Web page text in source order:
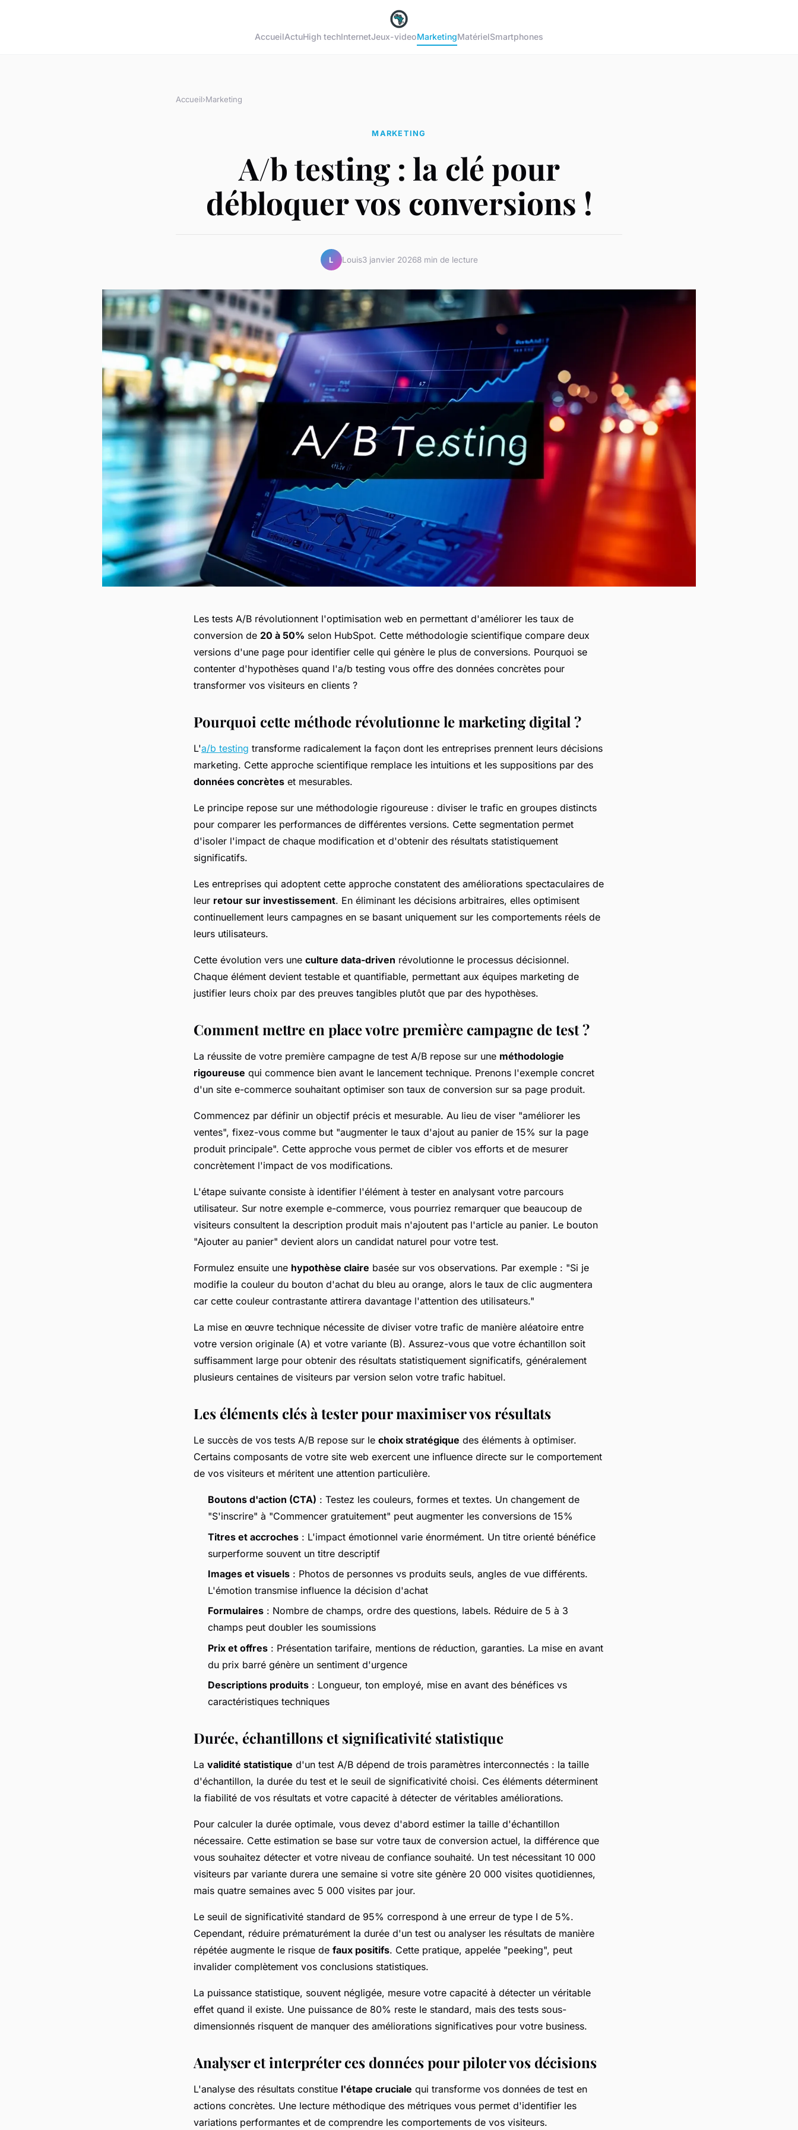
AccueilActuHigh techInternetJeux-videoMarketingMatérielSmartphones
Accueil›Marketing
MARKETING
A/b testing : la clé pour
débloquer vos conversions !
L Louis3 janvier 20268 min de lecture
Les tests A/B révolutionnent l'optimisation web en permettant d'améliorer les taux de
conversion de 20 à 50% selon HubSpot. Cette méthodologie scientifique compare deux
versions d'une page pour identifier celle qui génère le plus de conversions. Pourquoi se
contenter d'hypothèses quand l'a/b testing vous offre des données concrètes pour
transformer vos visiteurs en clients ?
Pourquoi cette méthode révolutionne le marketing digital ?
L'a/b testing transforme radicalement la façon dont les entreprises prennent leurs décisions
marketing. Cette approche scientifique remplace les intuitions et les suppositions par des
données concrètes et mesurables.
Le principe repose sur une méthodologie rigoureuse : diviser le trafic en groupes distincts
pour comparer les performances de différentes versions. Cette segmentation permet
d'isoler l'impact de chaque modification et d'obtenir des résultats statistiquement
significatifs.
Les entreprises qui adoptent cette approche constatent des améliorations spectaculaires de
leur retour sur investissement. En éliminant les décisions arbitraires, elles optimisent
continuellement leurs campagnes en se basant uniquement sur les comportements réels de
leurs utilisateurs.
Cette évolution vers une culture data-driven révolutionne le processus décisionnel.
Chaque élément devient testable et quantifiable, permettant aux équipes marketing de
justifier leurs choix par des preuves tangibles plutôt que par des hypothèses.
Comment mettre en place votre première campagne de test ?
La réussite de votre première campagne de test A/B repose sur une méthodologie
rigoureuse qui commence bien avant le lancement technique. Prenons l'exemple concret
d'un site e-commerce souhaitant optimiser son taux de conversion sur sa page produit.
Commencez par définir un objectif précis et mesurable. Au lieu de viser "améliorer les
ventes", fixez-vous comme but "augmenter le taux d'ajout au panier de 15% sur la page
produit principale". Cette approche vous permet de cibler vos efforts et de mesurer
concrètement l'impact de vos modifications.
L'étape suivante consiste à identifier l'élément à tester en analysant votre parcours
utilisateur. Sur notre exemple e-commerce, vous pourriez remarquer que beaucoup de
visiteurs consultent la description produit mais n'ajoutent pas l'article au panier. Le bouton
"Ajouter au panier" devient alors un candidat naturel pour votre test.
Formulez ensuite une hypothèse claire basée sur vos observations. Par exemple : "Si je
modifie la couleur du bouton d'achat du bleu au orange, alors le taux de clic augmentera
car cette couleur contrastante attirera davantage l'attention des utilisateurs."
La mise en œuvre technique nécessite de diviser votre trafic de manière aléatoire entre
votre version originale (A) et votre variante (B). Assurez-vous que votre échantillon soit
suffisamment large pour obtenir des résultats statistiquement significatifs, généralement
plusieurs centaines de visiteurs par version selon votre trafic habituel.
Les éléments clés à tester pour maximiser vos résultats
Le succès de vos tests A/B repose sur le choix stratégique des éléments à optimiser.
Certains composants de votre site web exercent une influence directe sur le comportement
de vos visiteurs et méritent une attention particulière.
Boutons d'action (CTA) : Testez les couleurs, formes et textes. Un changement de
"S'inscrire" à "Commencer gratuitement" peut augmenter les conversions de 15%
Titres et accroches : L'impact émotionnel varie énormément. Un titre orienté bénéfice
surperforme souvent un titre descriptif
Images et visuels : Photos de personnes vs produits seuls, angles de vue différents.
L'émotion transmise influence la décision d'achat
Formulaires : Nombre de champs, ordre des questions, labels. Réduire de 5 à 3
champs peut doubler les soumissions
Prix et offres : Présentation tarifaire, mentions de réduction, garanties. La mise en avant
du prix barré génère un sentiment d'urgence
Descriptions produits : Longueur, ton employé, mise en avant des bénéfices vs
caractéristiques techniques
Durée, échantillons et significativité statistique
La validité statistique d'un test A/B dépend de trois paramètres interconnectés : la taille
d'échantillon, la durée du test et le seuil de significativité choisi. Ces éléments déterminent
la fiabilité de vos résultats et votre capacité à détecter de véritables améliorations.
Pour calculer la durée optimale, vous devez d'abord estimer la taille d'échantillon
nécessaire. Cette estimation se base sur votre taux de conversion actuel, la différence que
vous souhaitez détecter et votre niveau de confiance souhaité. Un test nécessitant 10 000
visiteurs par variante durera une semaine si votre site génère 20 000 visites quotidiennes,
mais quatre semaines avec 5 000 visites par jour.
Le seuil de significativité standard de 95% correspond à une erreur de type I de 5%.
Cependant, réduire prématurément la durée d'un test ou analyser les résultats de manière
répétée augmente le risque de faux positifs. Cette pratique, appelée "peeking", peut
invalider complètement vos conclusions statistiques.
La puissance statistique, souvent négligée, mesure votre capacité à détecter un véritable
effet quand il existe. Une puissance de 80% reste le standard, mais des tests sous-
dimensionnés risquent de manquer des améliorations significatives pour votre business.
Analyser et interpréter ces données pour piloter vos décisions
L'analyse des résultats constitue l'étape cruciale qui transforme vos données de test en
actions concrètes. Une lecture méthodique des métriques vous permet d'identifier les
variations performantes et de comprendre les comportements de vos visiteurs.